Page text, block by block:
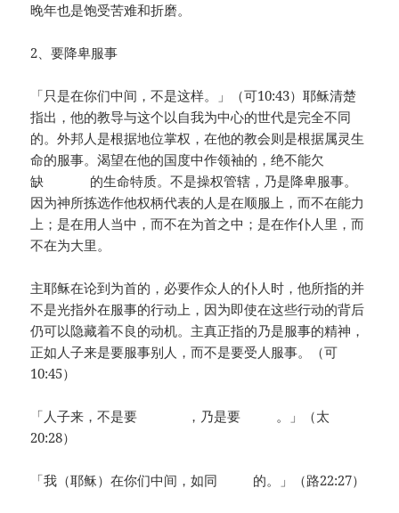
晚年也是饱受苦难和折磨。
2、要降卑服事
「只是在你们中间，不是这样。」（可10:43）耶稣清楚
指出，他的教导与这个以自我为中心的世代是完全不同
的。外邦人是根据地位掌权，在他的教会则是根据属灵生
命的服事。渴望在他的国度中作领袖的，绝不能欠
缺 的生命特质。不是操权管辖，乃是降卑服事。
因为神所拣选作他权柄代表的人是在顺服上，而不在能力
上；是在用人当中，而不在为首之中；是在作仆人里，而
不在为大里。
主耶稣在论到为首的，必要作众人的仆人时，他所指的并
不是光指外在服事的行动上，因为即使在这些行动的背后
仍可以隐藏着不良的动机。主真正指的乃是服事的精神，
正如人子来是要服事别人，而不是要受人服事。（可
10:45）
「人子来，不是要 ，乃是要 。」（太
20:28）
「我（耶稣）在你们中间，如同 的。」（路22:27）